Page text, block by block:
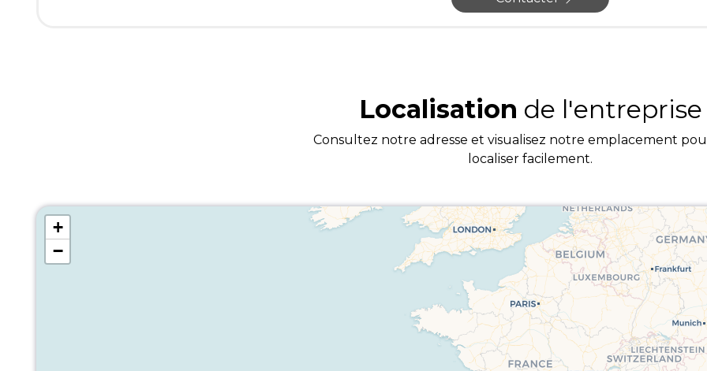
Localisation de l'entreprise
Consultez notre adresse et visualisez notre emplacement
localiser facilement.
+
−